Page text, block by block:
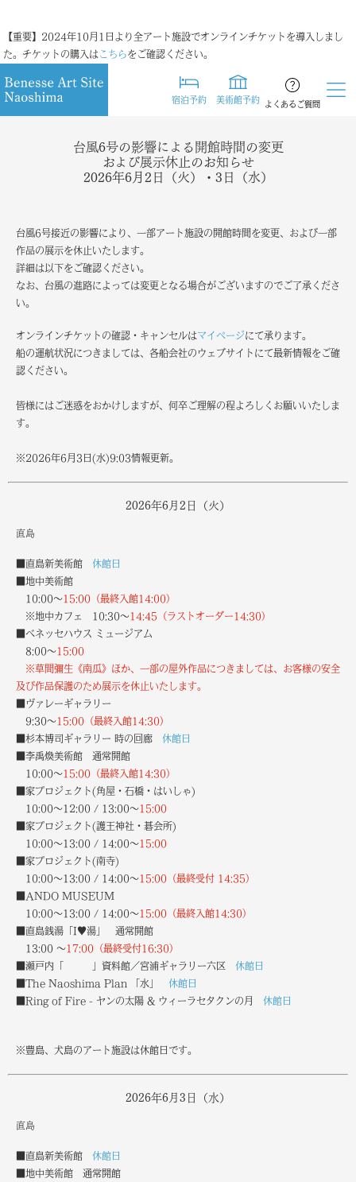
【重要】2024年10月1日より全アート施設でオンラインチケットを導入しまし
た。チケットの購入は こちらをご確認ください。
宿泊予約 美術館予約 よくあるご質問
台風6号の影響による開館時間の変更
および展示休止のお知らせ
2026年6月2日（火）・3日（水）
台風6号接近の影響により、一部アート施設の開館時間を変更、および一部
作品の展示を休止いたします。
詳細は以下をご確認ください。
なお、台風の進路によっては変更となる場合がございますのでご了承くださ
い。
オンラインチケットの確認・キャンセルはマイページにて承ります。
船の運航状況につきましては、各船会社のウェブサイトにて最新情報をご確
認ください。
皆様にはご迷惑をおかけしますが、何卒ご理解の程よろしくお願いいたしま
す。
※2026年6月3日(水)9:03情報更新。
2026年6月2日（火）
直島
■直島新美術館 休館日
■地中美術館
10:00～15:00（最終入館14:00）
※地中カフェ 10:30～14:45（ラストオーダー14:30）
■ベネッセハウス ミュージアム
8:00～15:00
※草間彌生《南瓜》ほか、一部の屋外作品につきましては、お客様の安全
及び作品保護のため展示を休止いたします。
■ヴァレーギャラリー
9:30～15:00（最終入館14:30）
■杉本博司ギャラリー 時の回廊 休館日
■李禹煥美術館 通常開館
10:00～15:00（最終入館14:30）
■家プロジェクト(角屋・石橋・はいしゃ)
10:00～12:00 / 13:00～15:00
■家プロジェクト(護王神社・碁会所)
10:00～13:00 / 14:00～15:00
■家プロジェクト(南寺)
10:00～13:00 / 14:00～15:00（最終受付 14:35）
■ANDO MUSEUM
10:00～13:00 / 14:00～15:00（最終入館14:30）
■直島銭湯「I♥湯」 通常開館
13:00 ～17:00（最終受付16:30）
■瀬戸内「 」資料館／宮浦ギャラリー六区 休館日
■The Naoshima Plan 「水」 休館日
■Ring of Fire - ヤンの太陽 & ウィーラセタクンの月 休館日
※豊島、犬島のアート施設は休館日です。
2026年6月3日（水）
直島
■直島新美術館 休館日
■地中美術館 通常開館